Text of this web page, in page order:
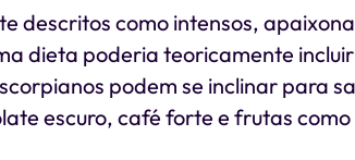
descritos como intensos,
dieta poderia teoricamente
podem se inclinar para
escuro, café forte e frutas como